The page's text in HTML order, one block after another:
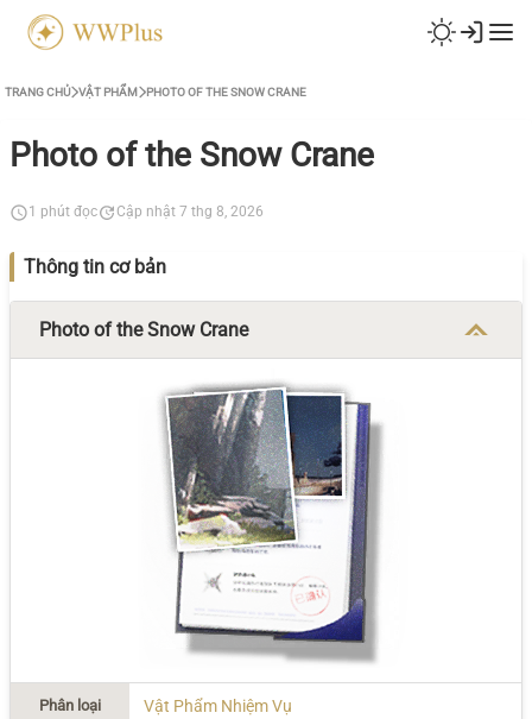
TRANG CHỦ VẬT PHẨM PHOTO OF THE SNOW CRANE
Photo of the Snow Crane
1 phút đọc Cập nhật 7 thg 8, 2026
Thông tin cơ bản
Photo of the Snow Crane
Phân loại Vật Phẩm Nhiệm Vụ